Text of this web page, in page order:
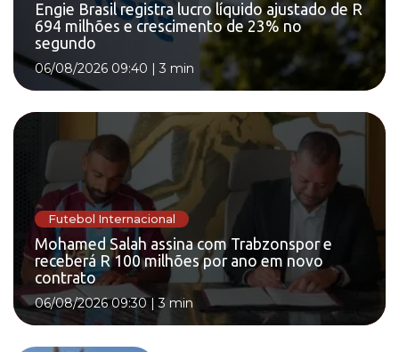
Engie Brasil registra lucro líquido ajustado de R
694 milhões e crescimento de 23% no
segundo
06/08/2026 09:40 | 3 min
Futebol Internacional
Mohamed Salah assina com Trabzonspor e
receberá R 100 milhões por ano em novo
contrato
06/08/2026 09:30|3 min